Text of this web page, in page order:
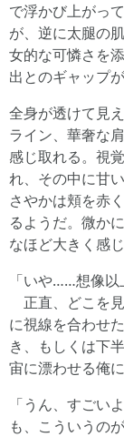
で浮かび上がっ
が、逆に太腿の
女的な可憐さを
出とのギャップが
全身が透けて見
ライン、華奢な
感じ取れる。視
れ、その中に甘
さやかは頬を赤
るようだ。微か
なほど大きく感じ
「いや……想像
正直、どこを
に視線を合わせ
き、もしくは下
宙に漂わせる俺
「うん、すごい
も、こういうの